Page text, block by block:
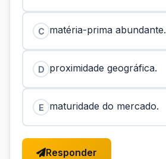
C matéria-prima abundante.
D proximidade geográfica.
E maturidade do mercado.
Responder